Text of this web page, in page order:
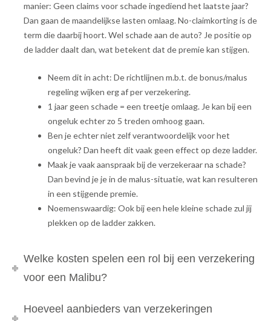
manier: Geen claims voor schade ingediend het laatste jaar?
Dan gaan de maandelijkse lasten omlaag. No-claimkorting is de
term die daarbij hoort. Wel schade aan de auto? Je positie op
de ladder daalt dan, wat betekent dat de premie kan stijgen.
Neem dit in acht: De richtlijnen m.b.t. de bonus/malus
regeling wijken erg af per verzekering.
1 jaar geen schade = een treetje omlaag. Je kan bij een
ongeluk echter zo 5 treden omhoog gaan.
Ben je echter niet zelf verantwoordelijk voor het
ongeluk? Dan heeft dit vaak geen effect op deze ladder.
Maak je vaak aanspraak bij de verzekeraar na schade?
Dan bevind je je in de malus-situatie, wat kan resulteren
in een stijgende premie.
Noemenswaardig: Ook bij een hele kleine schade zul jij
plekken op de ladder zakken.
Welke kosten spelen een rol bij een verzekering
voor een Malibu?
Hoeveel aanbieders van verzekeringen